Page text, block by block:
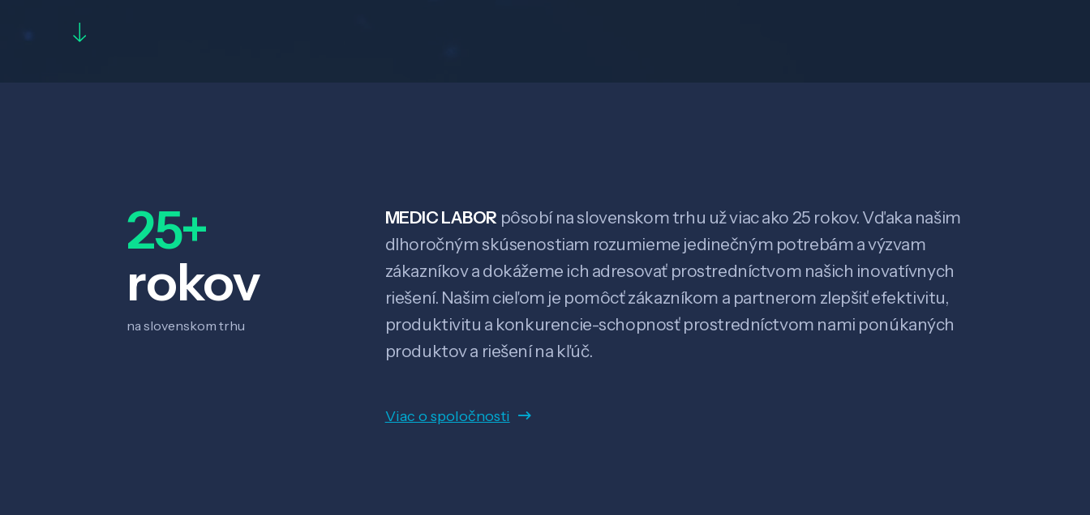
25+
rokov
na slovenskom trhu
MEDIC LABOR pôsobí na slovenskom trhu už viac ako 25 rokov. Vďaka našim
dlhoročným skúsenostiam rozumieme jedinečným potrebám a výzvam
zákazníkov a dokážeme ich adresovať prostredníctvom našich inovatívnych
riešení. Našim cieľom je pomôcť zákazníkom a partnerom zlepšiť efektivitu,
produktivitu a konkurencie-schopnosť prostredníctvom nami ponúkaných
produktov a riešení na kľúč.
Viac o spoločnosti